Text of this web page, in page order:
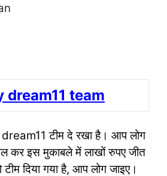
dream11 team
dream11 टीम दे रखा है। आप लोग
कर इस मुकाबले में लाखों रुपए जीत
दिया गया है, आप लोग जाइए।